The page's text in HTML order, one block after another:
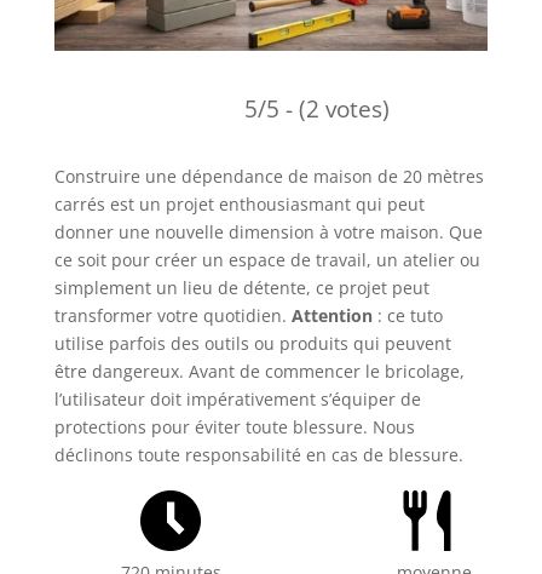
5/5 - (2 votes)
Construire une dépendance de maison de 20 mètres
carrés est un projet enthousiasmant qui peut
donner une nouvelle dimension à votre maison. Que
ce soit pour créer un espace de travail, un atelier ou
simplement un lieu de détente, ce projet peut
transformer votre quotidien. Attention: ce tuto
utilise parfois des outils ou produits qui peuvent
être dangereux. Avant de commencer le bricolage,
l’utilisateur doit impérativement s’équiper de
protections pour éviter toute blessure. Nous
déclinons toute responsabilité en cas de blessure.